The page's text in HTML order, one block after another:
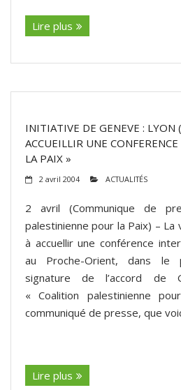
Lire plus
INITIATIVE DE GENEVE : LYON
ACCUEILLIR UNE
LA PAIX »
2 avril 2004 ACTUALITÉS
2 avril (Communique de
palestinienne pour la Paix) – La
à accuellir une conférence
au Proche-Orient, dans le
signature de l’accord de
« Coalition palestinienne
communiqué de presse, que
Lire plus